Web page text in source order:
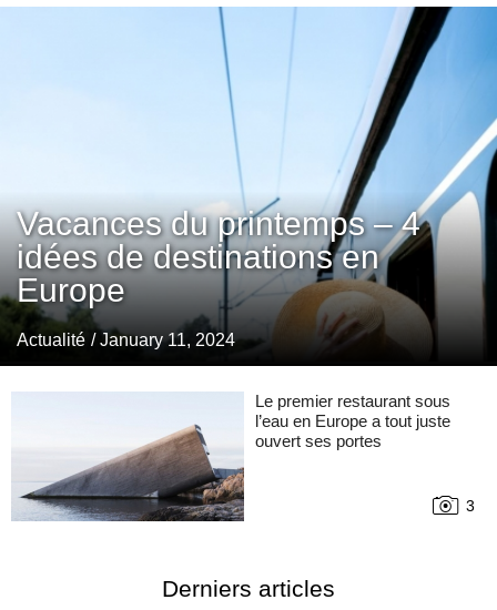
Vacances du printemps – 4
idées de destinations en
Europe
Actualité / January 11, 2024
Le premier restaurant sous
l’eau en Europe a tout juste
ouvert ses portes
3
Derniers articles